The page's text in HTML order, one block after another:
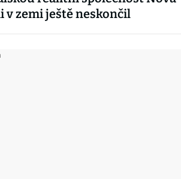
v zemi ještě neskončil